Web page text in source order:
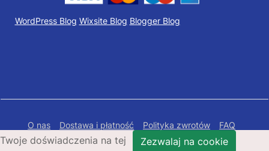
WordPress Blog Wixsite Blog Blogger Blog
O nas Dostawa i płatność Polityka zwrotów
FAQ
Polityka prywatności
Mapa Strony
Twoje doświadczenia na tej Zezwalaj na cookie